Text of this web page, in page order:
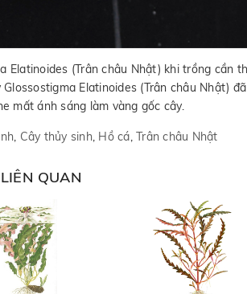
Elatinoides (Trân châu Nhật) khi trồng cần
Glossostigma Elatinoides (Trân châu Nhật)
mất ánh sáng làm vàng gốc cây.
Cây thủy sinh, Hồ cá Trân châu Nhật
QUAN